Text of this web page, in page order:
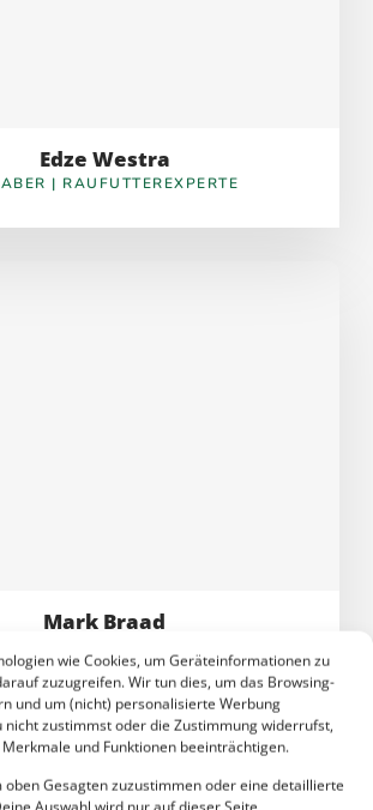
wie Cookies, um Geräteinformationen zu
zuzugreifen. Wir tun dies, um das Browsing-
und um (nicht) personalisierte Werbung
nicht zustimmst oder die Zustimmung widerrufst,
und Funktionen beeinträchtigen.
oben Gesagten zuzustimmen oder eine detaillierte
Edze Westra
| RAUFUTTEREXPERTE
Mark Braad